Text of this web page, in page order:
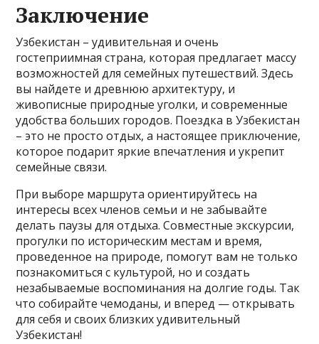
Заключение
Узбекистан – удивительная и очень
гостеприимная страна, которая предлагает массу
возможностей для семейных путешествий. Здесь
вы найдете и древнюю архитектуру, и
живописные природные уголки, и современные
удобства больших городов. Поездка в Узбекистан
– это не просто отдых, а настоящее приключение,
которое подарит яркие впечатления и укрепит
семейные связи.
При выборе маршрута ориентируйтесь на
интересы всех членов семьи и не забывайте
делать паузы для отдыха. Совместные экскурсии,
прогулки по историческим местам и время,
проведенное на природе, помогут вам не только
познакомиться с культурой, но и создать
незабываемые воспоминания на долгие годы. Так
что собирайте чемоданы, и вперед — открывать
для себя и своих близких удивительный
Узбекистан!